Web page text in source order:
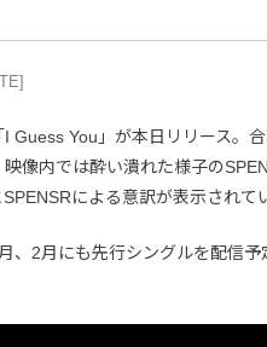
Guess You」が本日リリース。
像内では酔い潰れた様子の
による意訳が表示されて
、2月にも先行シングルを配信